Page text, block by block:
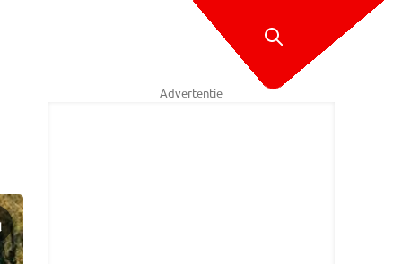
Advertentie